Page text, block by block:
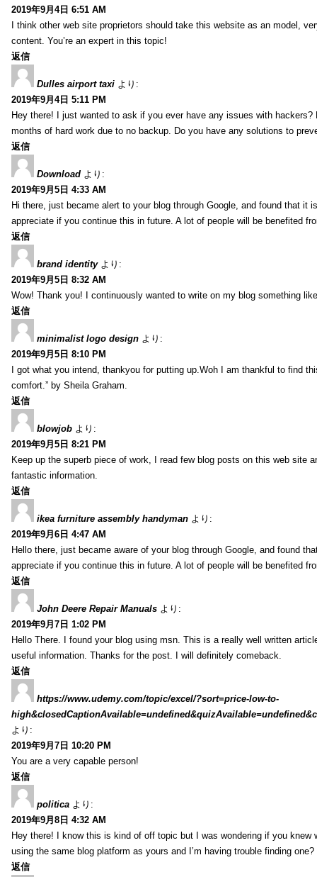
2019年9月4日 6:51 AM
I think other web site proprietors should take this website as an model,
content. You’re an expert in this topic!
返信
Dulles airport taxi より:
2019年9月4日 5:11 PM
Hey there! I just wanted to ask if you ever have any issues with
months of hard work due to no backup. Do you have any solutions to
返信
Download より:
2019年9月5日 4:33 AM
Hi there, just became alert to your blog through Google, and found that it
appreciate if you continue this in future. A lot of people will be benefited
返信
brand identity より:
2019年9月5日 8:32 AM
Wow! Thank you! I continuously wanted to write on my blog something
返信
minimalist logo design より:
2019年9月5日 8:10 PM
I got what you intend, thankyou for putting up.Woh I am thankful to find
comfort.” by Sheila Graham.
返信
blowjob より:
2019年9月5日 8:21 PM
Keep up the superb piece of work, I read few blog posts on this web site
fantastic information.
返信
ikea furniture assembly handyman より:
2019年9月6日 4:47 AM
Hello there, just became aware of your blog through Google, and found
appreciate if you continue this in future. A lot of people will be benefited
返信
John Deere Repair Manuals より:
2019年9月7日 1:02 PM
Hello There. I found your blog using msn. This is a really well written
useful information. Thanks for the post. I will definitely comeback.
返信
https://www.udemy.com/topic/excel/?sort=price-low-to-
より:
2019年9月7日 10:20 PM
You are a very capable person!
返信
politica より:
2019年9月8日 4:32 AM
Hey there! I know this is kind of off topic but I was wondering if you
using the same blog platform as yours and I’m having trouble finding
返信